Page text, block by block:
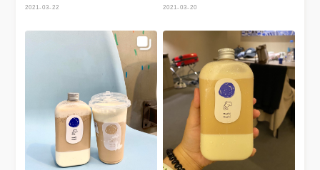
2021-03-22 2021-03-20